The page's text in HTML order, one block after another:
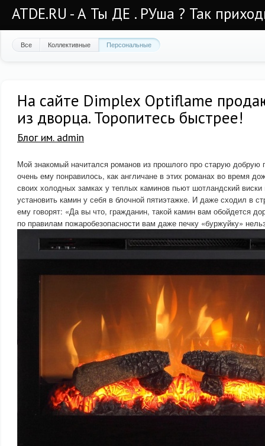
ATDE.RU - А Ты ДЕ . РУша ? Так
Все Коллективные Персональные
На сайте Dimplex Optiflame
из дворца. Торопитесь быстрее!
Блог им. admin
Мой знакомый начитался романов из прошлого про старую добрую
очень ему понравилось, как англичане в этих романах во время
своих холодных замках у теплых каминов пьют шотландский
установить камин у себя в блочной пятиэтажке. И даже сходил в
ему говорят: «Да вы что, гражданин, такой камин вам обойдется
по правилам пожаробезопасности вам даже печку «буржуйку»